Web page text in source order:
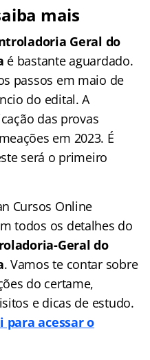
mais
Geral do
é bastante aguardado.
passos em maio de
do edital. A
das provas
em 2023. É
será o primeiro
Cursos Online
todos os detalhes do
Geral do
. Vamos te contar sobre
do certame,
e dicas de estudo.
para acessar o